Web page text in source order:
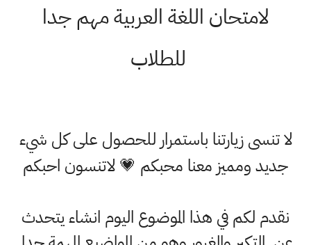
لامتحان اللغة العربية مهم جدا
للطلاب
لا تنسى زيارتنا باستمرار للحصول على كل شيء
جديد ومميز معنا محبكم 💗 لاتنسون احبكم
نقدم لكم في هذا الموضوع اليوم انشاء يتحدث